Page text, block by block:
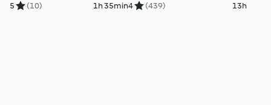
5 (10) 1h 35min4 (439) 13h